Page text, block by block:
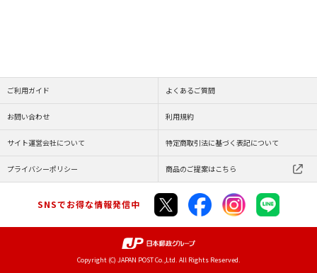
ご利用ガイド よくあるご質問
お問い合わせ 利用規約
サイト運営会社について 特定商取引法に基づく表記について
プライバシーポリシー 商品のご提案はこちら
SNSでお得な情報発信中
Copyright (C) JAPAN POST Co.,Ltd. All Rights Reserved.